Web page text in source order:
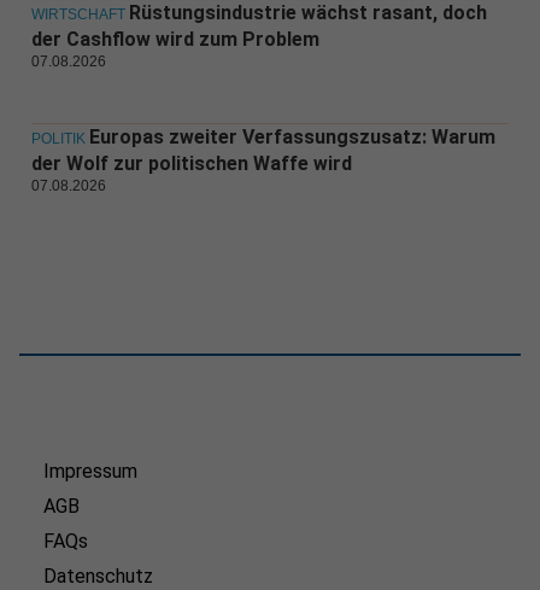
WIRTSCHAFT Rüstungsindustrie wächst rasant, doch
der Cashflow wird zum Problem
07.08.2026
POLITIK Europas zweiter Verfassungszusatz: Warum
der Wolf zur politischen Waffe wird
07.08.2026
Impressum
AGB
FAQs
Datenschutz